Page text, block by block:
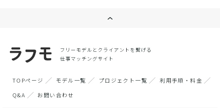
フリーモデルとクライアントを繋げる
仕事マッチングサイト
TOPページ モデル一覧 プロジェクト一覧
利用手順・料金
Q&A
お問い合わせ